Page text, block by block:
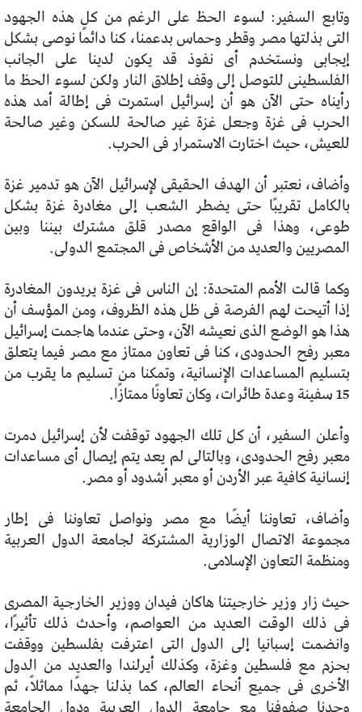
وتابع السفير: لسوء الحظ على الرغم من كل هذه الجهود
التى بذلتها مصر وقطر وحماس بدعمنا، كنا دائمًا نوصى بشكل
إيجابى ونستخدم أى نفوذ قد يكون لدينا على الجانب
الفلسطينى للتوصل إلى وقف إطلاق النار ولكن لسوء الحظ ما
رأيناه حتى الآن هو أن إسرائيل استمرت فى إطالة أمد هذه
الحرب فى غزة وجعل غزة غير صالحة للسكن وغير صالحة
للعيش، حيث اختارت الاستمرار فى الحرب.
وأضاف، نعتبر أن الهدف الحقيقى لإسرائيل الآن هو تدمير غزة
بالكامل تقريبًا حتى يضطر الشعب إلى مغادرة غزة بشكل
طوعى، وهذا فى الواقع مصدر قلق مشترك بيننا وبين
المصريين والعديد من الأشخاص فى المجتمع الدولى.
وكما قالت الأمم المتحدة: إن الناس فى غزة يريدون المغادرة
إذا أتيحت لهم الفرصة فى ظل هذه الظروف، ومن المؤسف أن
هذا هو الوضع الذى نعيشه الآن، وحتى عندما هاجمت إسرائيل
معبر رفح الحدودى، كنا فى تعاون ممتاز مع مصر فيما يتعلق
بتسليم المساعدات الإنسانية، وتمكنا من تسليم ما يقرب من
15 سفينة وعدة طائرات، وكان تعاونًا ممتازًا.
وأعلن السفير، أن كل تلك الجهود توقفت لأن إسرائيل دمرت
معبر رفح الحدودى، وبالتالى لم يعد يتم إيصال أى مساعدات
إنسانية كافية عبر الأردن أو معبر أشدود أو مصر.
وأضاف، تعاوننا أيضًا مع مصر ونواصل تعاوننا فى إطار
مجموعة الاتصال الوزارية المشتركة لجامعة الدول العربية
ومنظمة التعاون الإسلامى.
حيث زار وزير خارجيتنا هاكان فيدان ووزير الخارجية المصرى
فى ذلك الوقت العديد من العواصم، وأحدث ذلك تأثيرًا،
وانضمت إسبانيا إلى الدول التى اعترفت بفلسطين ووقفت
بحزم مع فلسطين وغزة، وكذلك أيرلندا والعديد من الدول
الأخرى فى جميع أنحاء العالم، كما بذلنا جهدًا مماثلاً، ثم